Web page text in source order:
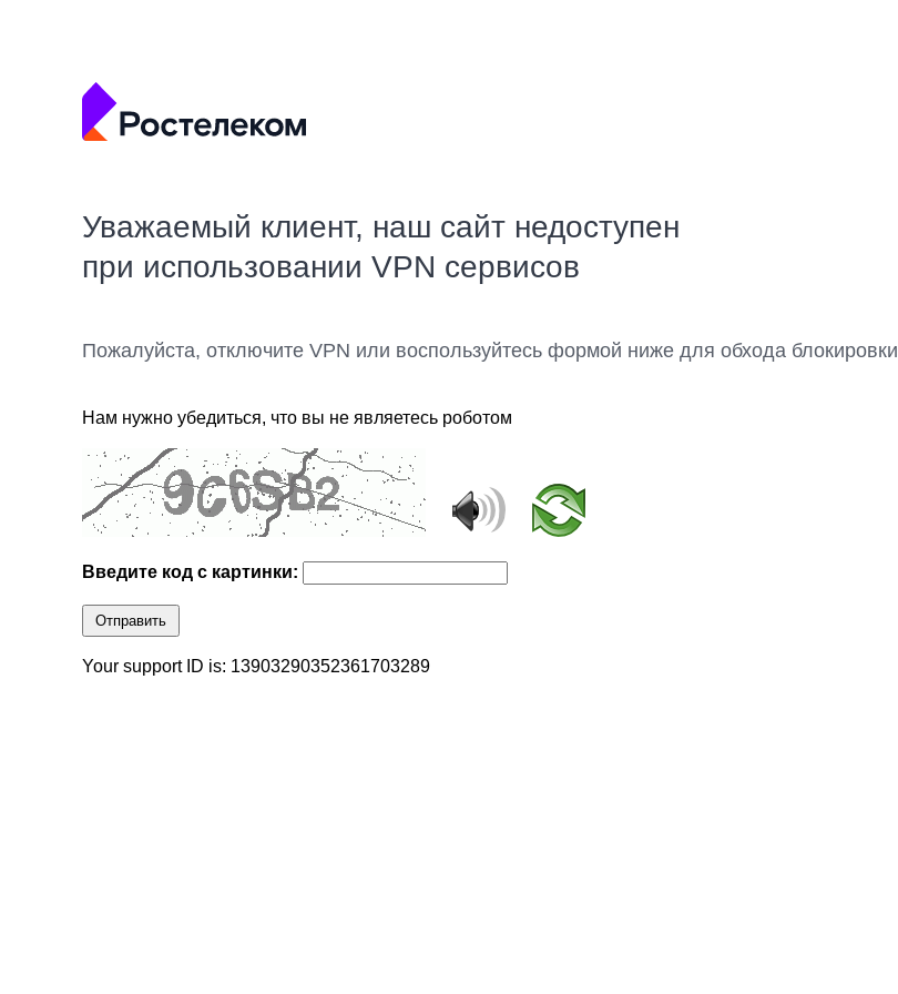
Уважаемый клиент, наш сайт недоступен
при использовании VPN сервисов
Пожалуйста, отключите VPN или воспользуйтесь формой ниже для обхода блокировки
Нам нужно убедиться, что вы не являетесь роботом
Введите код с картинки:
Отправить
Your support ID is: 13903290352361703289